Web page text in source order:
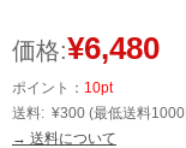
価格:¥6,480
ポイント： 10pt
送料: ¥300 (最低送料
→ 送料について